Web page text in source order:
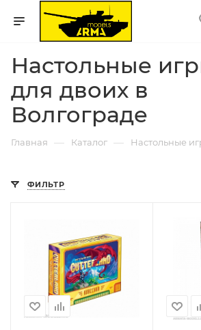
Настольные
для двоих в
Волгограде
Главная — Каталог — Настольные
ФИЛЬТР